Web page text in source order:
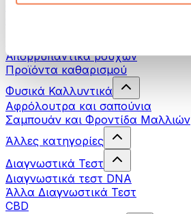
Θεραπεία με Κόκκινο Φως
Απορρυπαντικά ρούχων
Προϊόντα καθαρισμού
Φυσικά Καλλυντικά
Αφρόλουτρα και σαπούνια
Σαμπουάν και Φροντίδα Μαλλιών
Άλλες κατηγορίες
Διαγνωστικά Τεστ
Διαγνωστικά τεστ DNA
Άλλα Διαγνωστικά Τεστ
CBD